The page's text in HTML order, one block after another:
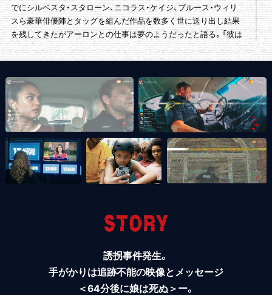
でにシルベスタ・スタローン、ニコラス・ケイジ、ブルース・ウィリ
スら豪華俳優陣とタッグを組んだ作品を数多く世に送り出し結果
を残してきたがアーロンとの仕事は夢のようだったと語る。「彼は
男の中の男だ。私が全てを言わなくてもこちらの意図を汲んで素
晴らしい演技をしてくれるから僕は常にカメラに集中して仕事が
過去にトラウマを抱えながらも誘拐された少女の救出に命をかけ
る警察官ペニー役を演じたのは、５０歳を超えますます円熟味を
増し、今や映画界にかかせない俳優となったアーロン・エッカー
ト。
SNSこそが真実を追求できる媒体だと信じて疑わない若き女性ネ
ット配信レポーターエイヴァ役にコートニー・イートン。アナログ
とデジタルの世代がタッグを組むことによって生まれる化学反応
を“視聴者”として生で体感するまさに今の時代に生きる我々に刺
誘拐事件発生。
手がかりは追跡不能の映像とメッセージ
＜64分後に娘は死ぬ＞ー。